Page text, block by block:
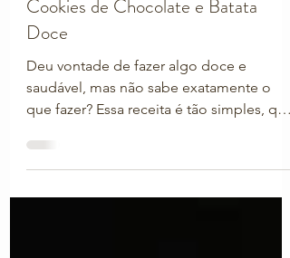
-
16 de set. de 2020
Cookies de Chocolate e Batata
Doce
Deu vontade de fazer algo doce e
saudável, mas não sabe exatamente o